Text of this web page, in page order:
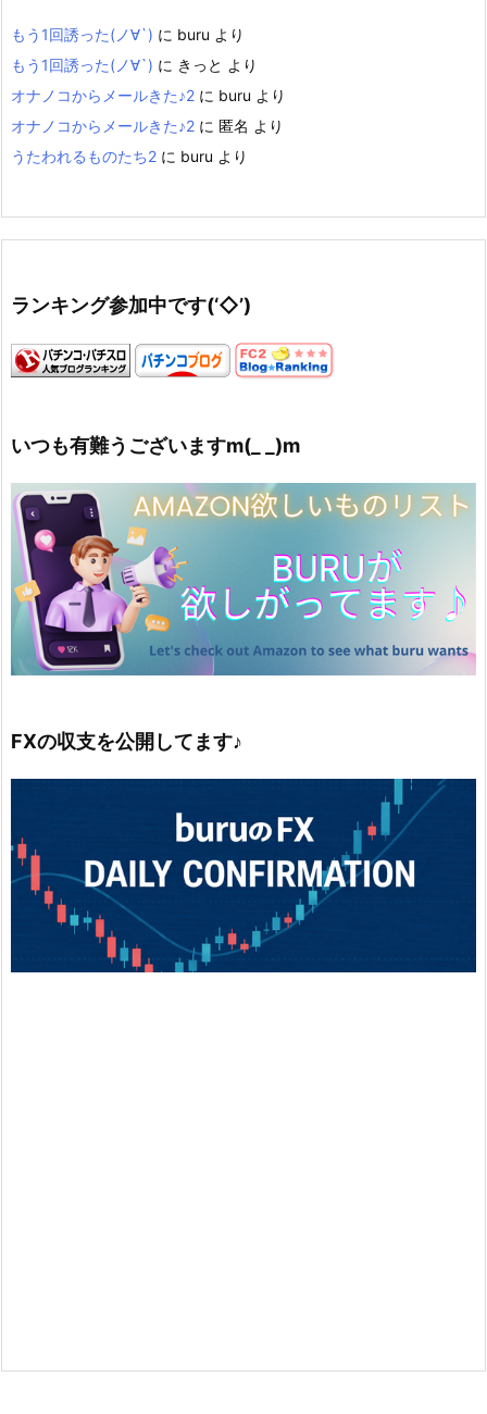
もう1回誘った(ノ∀`) に buru より
もう1回誘った(ノ∀`) に きっと より
オナノコからメールきた♪2 に buru より
オナノコからメールきた♪2 に 匿名 より
うたわれるものたち2 に buru より
ランキング参加中です(‘◇’)ゞ
いつも有難うございますm(_ _)m
FXの収支を公開してます♪